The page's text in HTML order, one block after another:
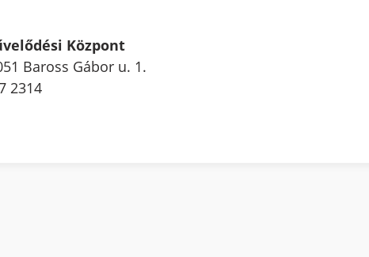
Központ
Baross Gábor u. 1.
2314